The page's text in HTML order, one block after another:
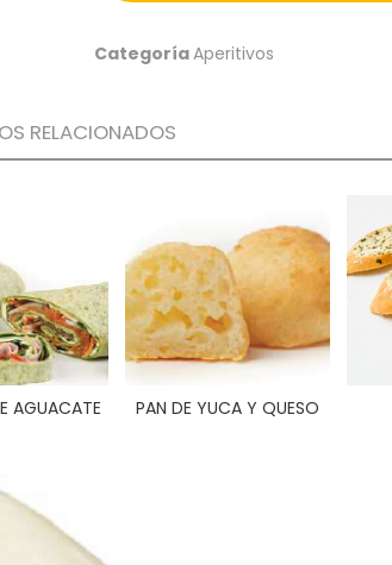
CategoríaAperitivos
RELACIONADOS
AGUACATE PAN DE YUCA Y QUESO